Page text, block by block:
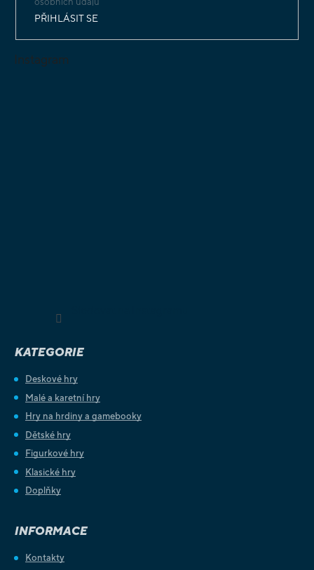
PŘIHLÁSIT SE
Instagram
KATEGORIE
Deskové hry
Malé a karetní hry
Hry na hrdiny a gamebooky
Dětské hry
Figurkové hry
Klasické hry
Doplňky
INFORMACE
Kontakty